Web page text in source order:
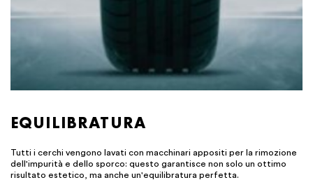
EQUILIBRATURA
Tutti i cerchi vengono lavati con macchinari appositi per la rimozione
dell'impurità e dello sporco: questo garantisce non solo un ottimo
risultato estetico, ma anche un'equilibratura perfetta.